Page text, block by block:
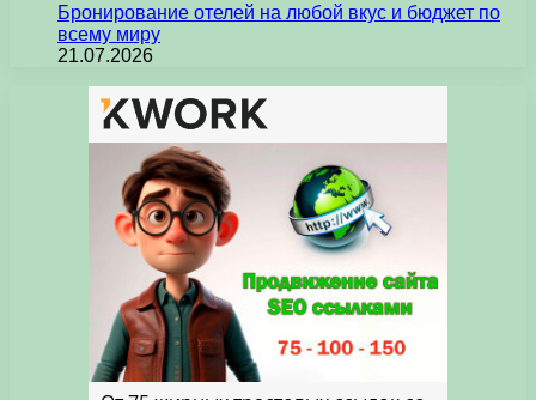
Бронирование отелей на любой вкус и бюджет по
всему миру
21.07.2026